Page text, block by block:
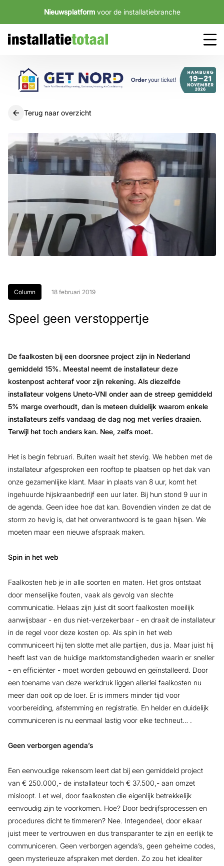
Nieuwsplatform voor de installatiebranche
Terug naar overzicht
Column 18 februari 2019
Speel geen verstoppertje
De faalkosten bij een doorsnee project zijn in Nederland
gemiddeld 15%. Meestal neemt de installateur deze
kostenpost achteraf voor zijn rekening. Als diezelfde
installateur volgens Uneto-VNI onder aan de streep gemiddeld
5% marge overhoudt, dan is meteen duidelijk waarom enkele
installateurs zelfs vandaag de dag nog met verlies draaien.
Terwijl het toch anders kan. Nee, zelfs moet.
Het is begin februari. Buiten waait het stevig. We hebben met de
installateur afgesproken een rooftop te plaatsen op het dak van
onze gezamenlijke klant. Maar in plaats van 8 uur, komt het
ingehuurde hijskraanbedrijf een uur later. Bij hun stond 9 uur in
de agenda. Geen idee hoe dat kan. Bovendien vinden ze dat de
storm zo hevig is, dat het onverantwoord is te gaan hijsen. We
moeten maar een nieuwe afspraak maken.
Spin in het web
Faalkosten heb je in alle soorten en maten. Het gros ontstaat
door menselijke fouten, vaak als gevolg van slechte
communicatie. Helaas zijn juist dit soort faalkosten moeilijk
aanwijsbaar - en dus niet-verzekerbaar - en draait de installateur
in de regel voor deze kosten op. Als spin in het web
communiceert hij ten slotte met alle partijen, dus ja. Maar juist hij
heeft last van de huidige marktomstandigheden waarin er sneller
- en efficiënter - moet worden gebouwd en geïnstalleerd. Door
een toename van deze werkdruk liggen allerlei faalkosten nu
meer dan ooit op de loer. Er is immers minder tijd voor
voorbereiding, afstemming en registratie. En helder en duidelijk
communiceren is nu eenmaal lastig voor elke techneut… .
Geen verborgen agenda’s
Een eenvoudige rekensom leert dat bij een gemiddeld project
van € 250.000,- de installateur toch € 37.500,- aan omzet
misloopt. Let wel, door faalkosten die eigenlijk betrekkelijk
eenvoudig zijn te voorkomen. Hoe? Door bedrijfsprocessen en
procedures dicht te timmeren? Nee. Integendeel, door elkaar
juist meer te vertrouwen en dus transparanter te zijn en eerlijk te
communiceren. Geen verborgen agenda’s, geen geheime codes,
geen mysterieuze afspraken met derden. Zo zou het idealiter